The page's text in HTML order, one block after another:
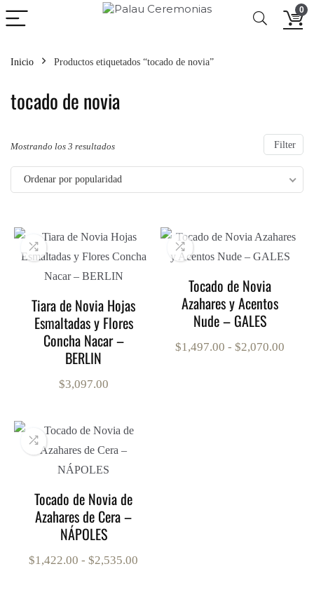
0
Inicio Productos etiquetados “tocado de novia”
tocado de novia
Filter
Mostrando los 3 resultadosOrdenado
por
popularidad
Ordenar por popularidad
Tiara de Novia Hojas
Esmaltadas y Flores
Concha Nacar –
BERLIN
$3,097.00
Tocado de Novia
Azahares y Acentos
Nude – GALES
$1,497.00 - $2,070.00
Tocado de Novia de
Azahares de Cera –
NÁPOLES
$1,422.00 - $2,535.00